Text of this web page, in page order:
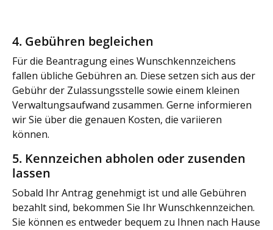
4. Gebühren begleichen
Für die Beantragung eines Wunschkennzeichens
fallen übliche Gebühren an. Diese setzen sich aus der
Gebühr der Zulassungsstelle sowie einem kleinen
Verwaltungsaufwand zusammen. Gerne informieren
wir Sie über die genauen Kosten, die variieren
können.
5. Kennzeichen abholen oder zusenden
lassen
Sobald Ihr Antrag genehmigt ist und alle Gebühren
bezahlt sind, bekommen Sie Ihr Wunschkennzeichen.
Sie können es entweder bequem zu Ihnen nach Hause